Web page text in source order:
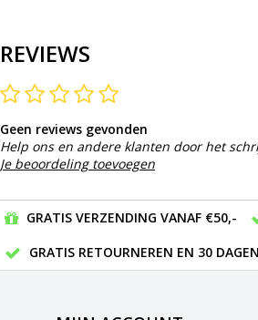
REVIEWS
Geen reviews gevonden
Help ons en andere klanten door het
Je beoordeling toevoegen
GRATIS VERZENDING VANAF €50,-
GRATIS RETOURNEREN EN 30